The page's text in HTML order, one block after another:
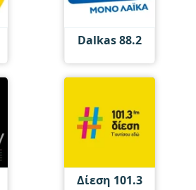
Dalkas 88.2
Δίεση 101.3